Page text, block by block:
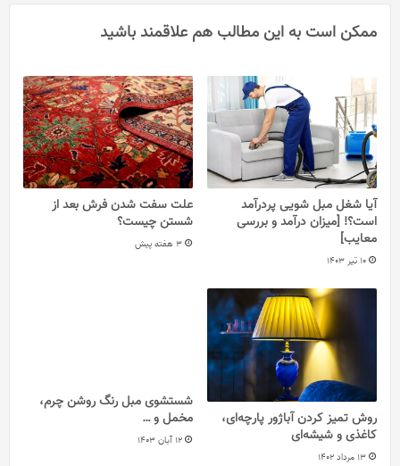
ممکن است به این مطالب هم علاقمند باشید
آیا شغل مبل شویی پردرآمد
است؟! [میزان درآمد و بررسی
معایب]
10 تیر 1403
علت سفت شدن فرش بعد از
شستن چیست؟
3 هفته پیش
روش تمیز کردن آباژور پارچه‌ای،
کاغذی و شیشه‌ای
13 مرداد 1402
شستشوی مبل رنگ روشن چرم،
مخمل و …
12 آبان 1403